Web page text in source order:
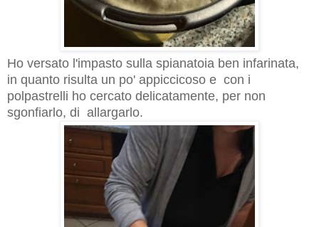
Ho versato l'impasto sulla spianatoia ben infarinata,
in quanto risulta un po' appiccicoso e con i
polpastrelli ho cercato delicatamente, per non
sgonfiarlo, di allargarlo.